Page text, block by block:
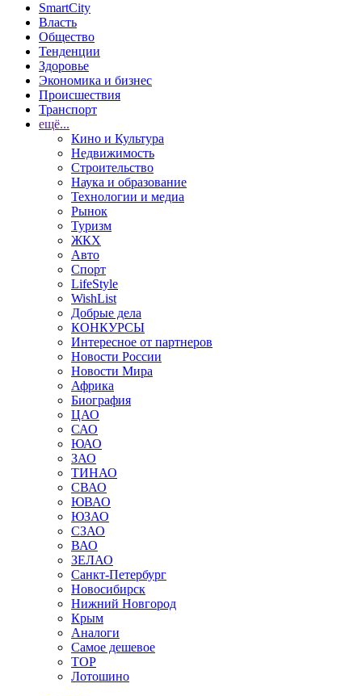
SmartCity
Власть
Общество
Тенденции
Здоровье
Экономика и бизнес
Происшествия
Транспорт
ещё...
Кино и Культура
Недвижимость
Строительство
Наука и образование
Технологии и медиа
Рынок
Туризм
ЖКХ
Авто
Спорт
LifeStyle
WishList
Добрые дела
КОНКУРСЫ
Интересное от партнеров
Новости России
Новости Мира
Африка
Биография
ЦАО
САО
ЮАО
ЗАО
ТИНАО
СВАО
ЮВАО
ЮЗАО
СЗАО
ВАО
ЗЕЛАО
Санкт-Петербург
Новосибирск
Нижний Новгород
Крым
Аналоги
Самое дешевое
TOP
Лотошино